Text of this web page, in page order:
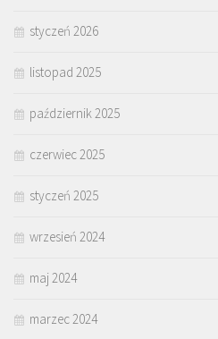
styczeń 2026
listopad 2025
październik 2025
czerwiec 2025
styczeń 2025
wrzesień 2024
maj 2024
marzec 2024